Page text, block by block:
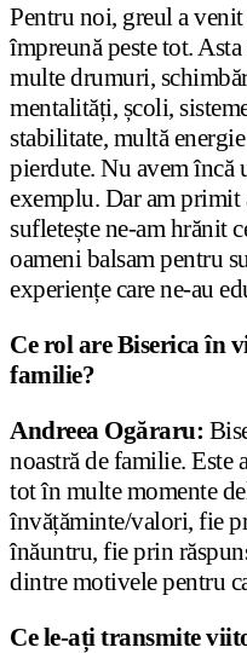
Pentru noi, greul a
împreună peste tot.
multe drumuri,
mentalități, școli,
stabilitate, multă
pierdute. Nu avem încă
exemplu. Dar am primit
sufletește ne-am hrănit
oameni balsam pentru
experiențe care ne-au
Ce rol are Biserica în
familie?
Andreea Ogăraru:
noastră de familie. Este
tot în multe momente
învățăminte/valori, fie
înăuntru, fie prin
dintre motivele pentru
Ce le-ați transmite